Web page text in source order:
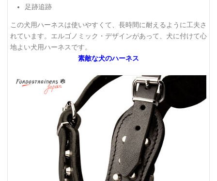
足跡追跡
この犬用ハーネスは使いやすくて、長時間に耐えるように工夫さ
れています。エルゴノミック・デザインがあって、犬に付けて心
地よい犬用ハーネスです。
素敵な犬のハーネス